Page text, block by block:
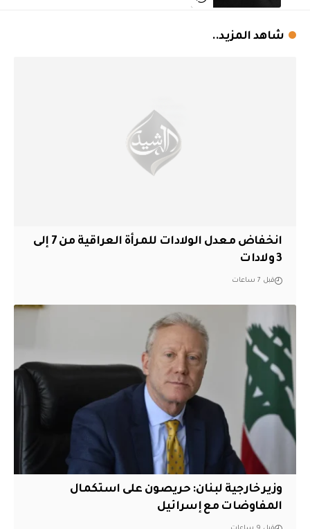
شاهد المزيد..
انخفاض معدل الولادات للمرأة العراقية من 7 إلى
3 ولادات
قبل 7 ساعات
وزير خارجية لبنان: حريصون على استكمال
المفاوضات مع إسرائيل